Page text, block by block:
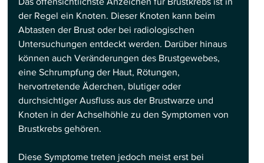
der Regel ein Knoten. Dieser Knoten kann beim
Abtasten der Brust oder bei radiologischen
Untersuchungen entdeckt werden. Darüber hinaus
können auch Veränderungen des Brustgewebes,
eine Schrumpfung der Haut, Rötungen,
hervortretende Äderchen, blutiger oder
durchsichtiger Ausfluss aus der Brustwarze und
Knoten in der Achselhöhle zu den Symptomen von
Brustkrebs gehören.
Diese Symptome treten jedoch meist erst bei